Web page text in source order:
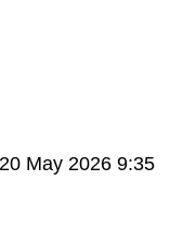
May 2026 9:35